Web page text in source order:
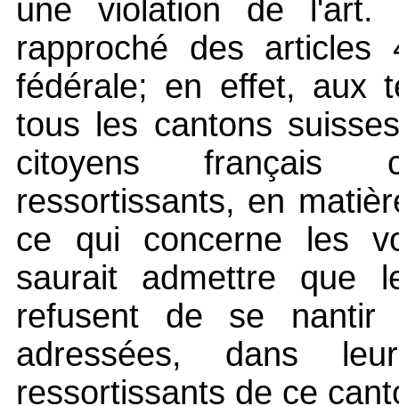
une violation de l'art.
rapproché des
fédérale; en effet, aux
tous les cantons
citoyens français
ressortissants, en
ce qui concerne les
saurait admettre que
refusent de se nantir
adressées, dans
ressortissants de ce